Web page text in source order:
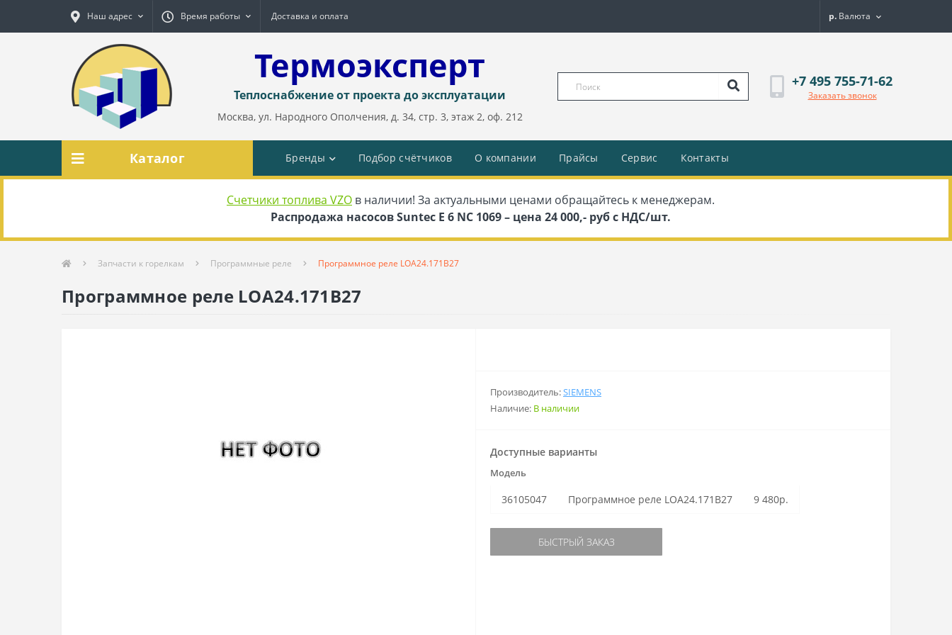
Наш адрес Время работы Доставка и оплата р. Валюта
Термоэксперт
Теплоснабжение от проекта до эксплуатации
Москва, ул. Народного Ополчения, д. 34, стр. 3, этаж 2, оф. 212
+7 495 755-71-62
Заказать звонок
Каталог Бренды Подбор счётчиков О компании Прайсы Сервис Контакты
Счетчики топлива VZO в наличии! За актуальными ценами обращайтесь к менеджерам.
Распродажа насосов Suntec E 6 NC 1069 – цена 24 000,- руб с НДС/шт.
Запчасти к горелкам Программные реле Программное реле LOA24.171B27
Программное реле LOA24.171B27
Производитель:SIEMENS
Наличие: В наличии
Доступные варианты
Модель
36105047 Программное реле LOA24.171B27 9 480р.
БЫСТРЫЙ ЗАКАЗ